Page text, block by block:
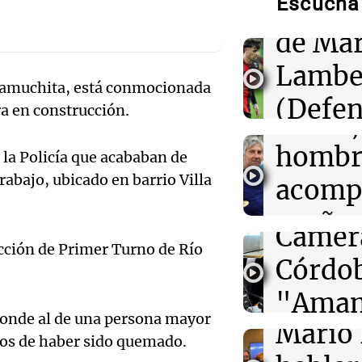
está conmocionada
en construcción.
Policía que acababan de
ubicado en barrio Villa
de Primer Turno de Río
al de una persona mayor
de haber sido quemado.
22:03 Tecnología
El test de
convierte en un
ciberseguridad
Quini: nadie
números y los
dólares se
apostadores
21:36 Deportes
El futbolista
Pourrain
una cárcel de
en EE. UU.
de
Deportes
Episodios
Audio.
sueño
La previa
Episodios
Audio.
Pailos
Audio.
Mario
Audio.